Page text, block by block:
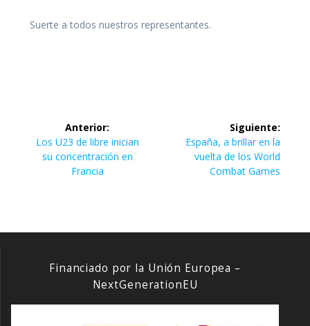
Suerte a todos nuestros representantes.
Navegación
de
entradas
Anterior:
Entrada
anterior:
Los U23 de libre inician
su concentración en
Francia
Siguiente:
Siguiente
entrada:
España, a brillar en la
vuelta de los World
Combat Games
Financiado por la Unión Europea –
NextGenerationEU